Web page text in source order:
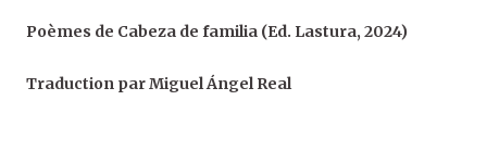
Poèmes de Cabeza de familia (Ed. Lastura, 2024)
Traduction par Miguel Ángel Real